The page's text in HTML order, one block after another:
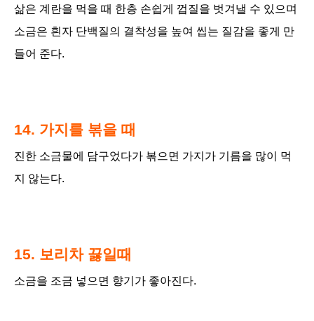
삶은 계란을 먹을 때 한층 손쉽게 껍질을 벗겨낼 수 있으며
소금은 흰자 단백질의 결착성을 높여 씹는 질감을 좋게 만
들어 준다.
14. 가지를 볶을 때
진한 소금물에 담구었다가 볶으면 가지가 기름을 많이 먹
지 않는다.
15. 보리차 끓일때
소금을 조금 넣으면 향기가 좋아진다.